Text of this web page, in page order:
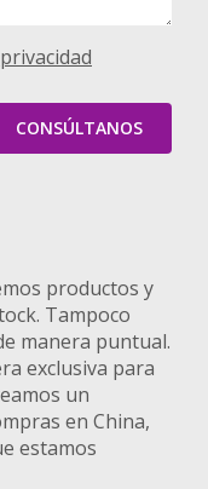
CONSÚLTANOS
productos y
Tampoco
manera puntual.
exclusiva para
un
en China,
estamos